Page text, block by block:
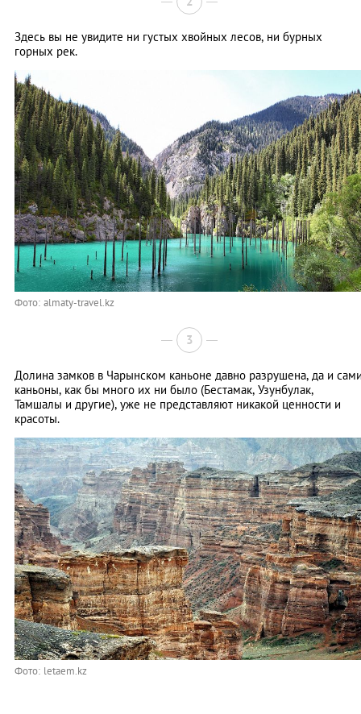
Здесь вы не увидите ни густых хвойных лесов, ни бурных
горных рек.
Фото: almaty-travel.kz
3
Долина замков в Чарынском каньоне давно разрушена, да и
каньоны, как бы много их ни было (Бестамак, Узунбулак,
Тамшалы и другие), уже не представляют никакой ценности и
красоты.
Фото: letaem.kz